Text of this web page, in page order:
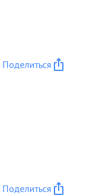
Поделиться
Поделиться